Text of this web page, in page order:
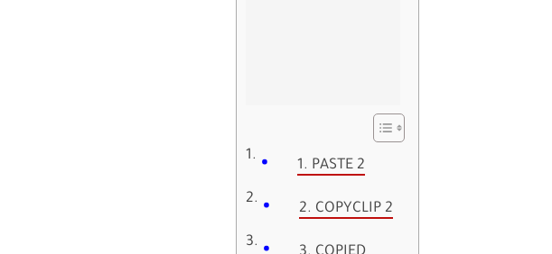
1. PASTE 2
2. COPYCLIP 2